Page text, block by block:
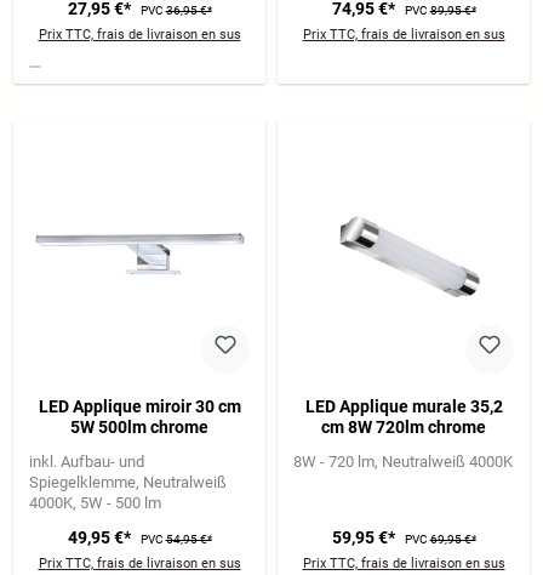
27,95 €* PVC36,95 €*
Prix TTC, frais de livraison en sus
74,95 €* PVC89,95 €*
Prix TTC, frais de livraison en sus
LED Applique miroir 30 cm
5W 500lm chrome
inkl. Aufbau- und
Spiegelklemme Neutralweiß
4000K 5W - 500 lm
49,95 €* PVC54,95 €*
Prix TTC, frais de livraison en sus
LED Applique murale 35,2
cm 8W 720lm chrome
8W - 720 lm Neutralweiß 4000K
59,95 €* PVC69,95 €*
Prix TTC, frais de livraison en sus